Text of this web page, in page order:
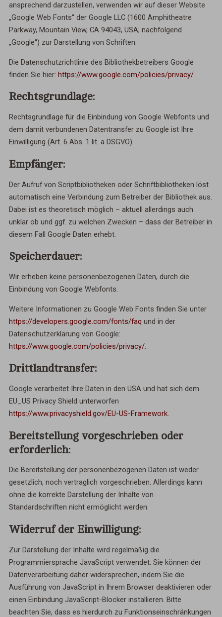
ansprechend darzustellen, verwenden wir auf dieser Website
„Google Web Fonts“ der Google LLC (1600 Amphitheatre
Parkway, Mountain View, CA 94043, USA; nachfolgend
„Google“) zur Darstellung von Schriften.
Die Datenschutzrichtlinie des Bibliothekbetreibers Google
finden Sie hier:https://www.google.com/policies/privacy/
Rechtsgrundlage:
Rechtsgrundlage für die Einbindung von Google Webfonts und
dem damit verbundenen Datentransfer zu Google ist Ihre
Einwilligung (Art. 6 Abs. 1 lit. a DSGVO).
Empfänger:
Der Aufruf von Scriptbibliotheken oder Schriftbibliotheken löst
automatisch eine Verbindung zum Betreiber der Bibliothek aus.
Dabei ist es theoretisch möglich – aktuell allerdings auch
unklar ob und ggf. zu welchen Zwecken – dass der Betreiber in
diesem Fall Google Daten erhebt.
Speicherdauer:
Wir erheben keine personenbezogenen Daten, durch die
Einbindung von Google Webfonts.
Weitere Informationen zu Google Web Fonts finden Sie unter
https://developers.google.com/fonts/faq und in der
Datenschutzerklärung von Google:
https://www.google.com/policies/privacy/
Drittlandtransfer:
Google verarbeitet Ihre Daten in den USA und hat sich dem
EU_US Privacy Shield unterworfen
https://www.privacyshield.gov/EU-US-Framework.
Bereitstellung vorgeschrieben oder
erforderlich:
Die Bereitstellung der personenbezogenen Daten ist weder
gesetzlich, noch vertraglich vorgeschrieben. Allerdings kann
ohne die korrekte Darstellung der Inhalte von
Standardschriften nicht ermöglicht werden.
Widerruf der Einwilligung:
Zur Darstellung der Inhalte wird regelmäßig die
Programmiersprache JavaScript verwendet. Sie können der
Datenverarbeitung daher widersprechen, indem Sie die
Ausführung von JavaScript in Ihrem Browser deaktivieren oder
einen Einbindung JavaScript-Blocker installieren. Bitte
beachten Sie, dass es hierdurch zu Funktionseinschränkungen